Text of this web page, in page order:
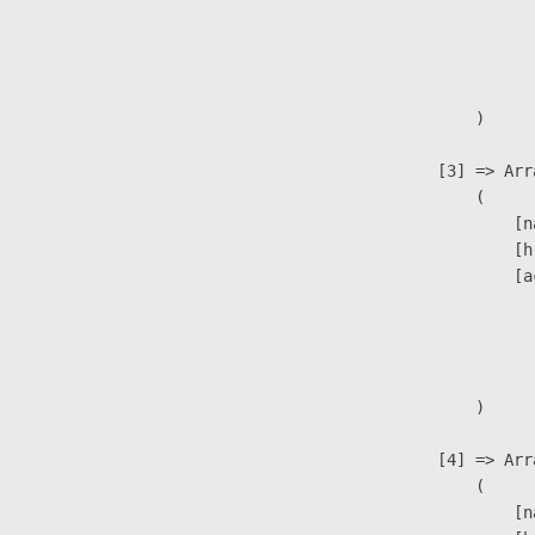
                        )
[3] =>
                        (
                        )
[4] =>
                        (